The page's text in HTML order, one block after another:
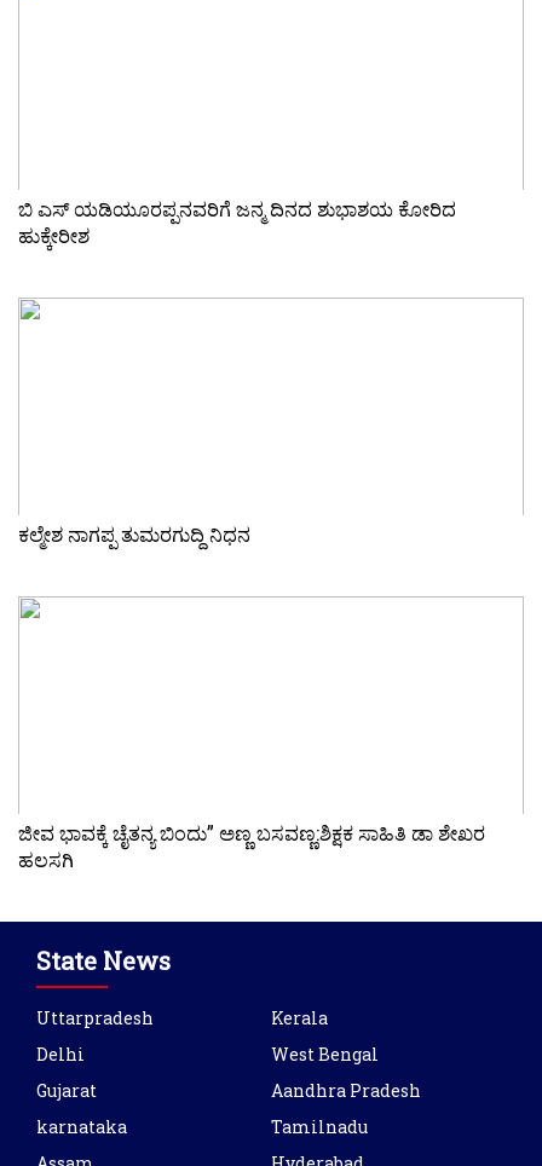
ಬಿ ಎಸ್ ಯಡಿಯೂರಪ್ಪನವರಿಗೆ ಜನ್ಮ ದಿನದ ಶುಭಾಶಯ ಕೋರಿದ
ಹುಕ್ಕೇರೀಶ
ಕಲ್ಮೇಶ ನಾಗಪ್ಪ ತುಮರಗುದ್ದಿ ನಿಧನ
ಜೀವ ಭಾವಕ್ಕೆ ಚೈತನ್ಯ ಬಿಂದು” ಅಣ್ಣ ಬಸವಣ್ಣ:ಶಿಕ್ಷಕ ಸಾಹಿತಿ ಡಾ ಶೇಖರ
ಹಲಸಗಿ
State News
Uttarpradesh
Delhi
Gujarat
karnataka
Kerala
West Bengal
Aandhra Pradesh
Tamilnadu